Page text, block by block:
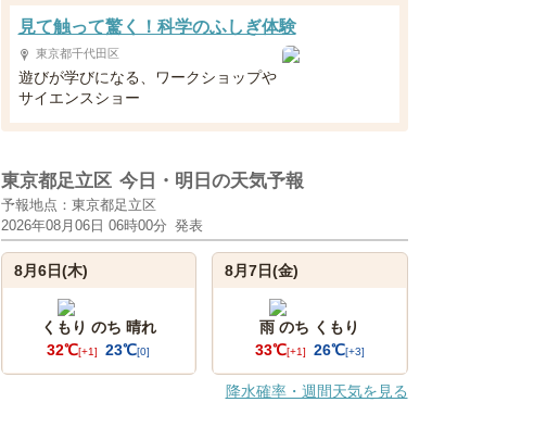
見て触って驚く！科学のふしぎ体験
東京都千代田区
遊びが学びになる、ワークショップや
サイエンスショー
東京都足立区 今日・明日の天気予報
予報地点：東京都足立区
2026年08月06日 06時00分 発表
8月6日(木)
くもり のち 晴れ
32℃[+1] 23℃[0]
8月7日(金)
雨 のち くもり
33℃[+1] 26℃[+3]
降水確率・週間天気を見る